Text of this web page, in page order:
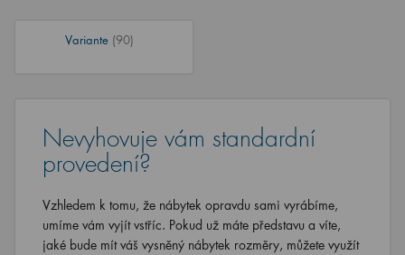
Variante (90)
Nevyhovuje vám standardní
provedení?
Vzhledem k tomu, že nábytek opravdu sami vyrábíme,
umíme vám vyjít vstříc. Pokud už máte představu a víte,
jaké bude mít váš vysněný nábytek rozměry, můžete využít